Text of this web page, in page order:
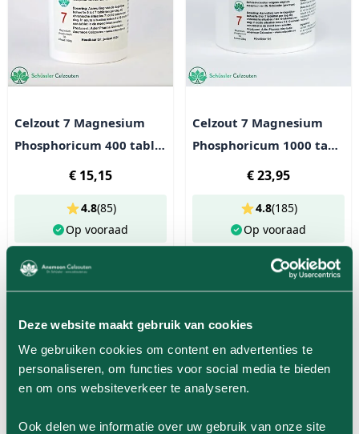
Deze website maakt gebruik van cookies
We gebruiken cookies om content en advertenties te
personaliseren, om functies voor social media te bieden
en om ons websiteverkeer te analyseren.
Ook delen we informatie over uw gebruik van onze site
Celzout 7 Magnesium
Phosphoricum 400 tabl
€ 15,15
Op vooraad
4.8(85)
In Winkelwagen
Celzout 7 Magnesium
Phosphoricum 1000 tabl
€ 23,95
Op vooraad
4.8(185)
In Winkelwagen